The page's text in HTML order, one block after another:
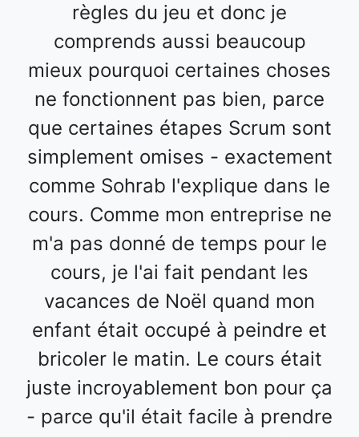
règles du jeu et donc je
comprends aussi beaucoup
mieux pourquoi certaines choses
ne fonctionnent pas bien, parce
que certaines étapes Scrum sont
simplement omises - exactement
comme Sohrab l'explique dans le
cours. Comme mon entreprise ne
m'a pas donné de temps pour le
cours, je l'ai fait pendant les
vacances de Noël quand mon
enfant était occupé à peindre et
bricoler le matin. Le cours était
juste incroyablement bon pour ça
- parce qu'il était facile à prendre